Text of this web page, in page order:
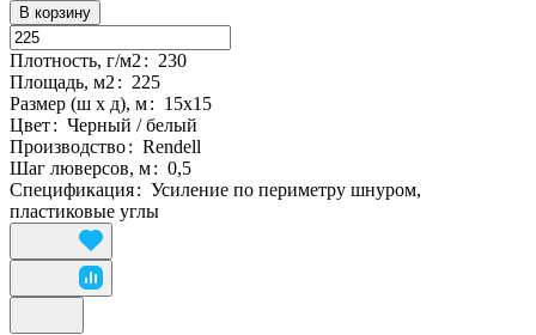
В корзину
Плотность, г/м2: 230
Площадь, м2: 225
Размер (ш х д), м: 15х15
Цвет: Черный / белый
Производство: Rendell
Шаг люверсов, м: 0,5
Спецификация: Усиление по периметру шнуром,
пластиковые углы